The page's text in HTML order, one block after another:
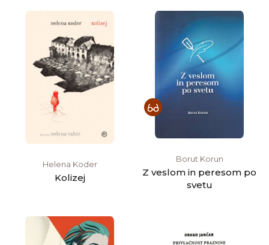
Helena Koder
Kolizej
Borut Korun
Z veslom in peresom po
svetu